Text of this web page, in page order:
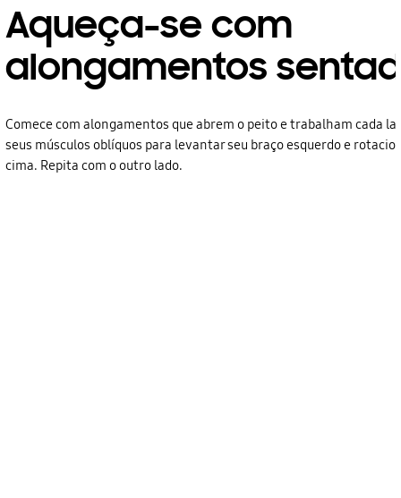
Aqueça-se com
alongamentos
Comece com alongamentos que abrem o peito e trabalham cada
seus músculos oblíquos para levantar seu braço esquerdo e
cima. Repita com o outro lado.